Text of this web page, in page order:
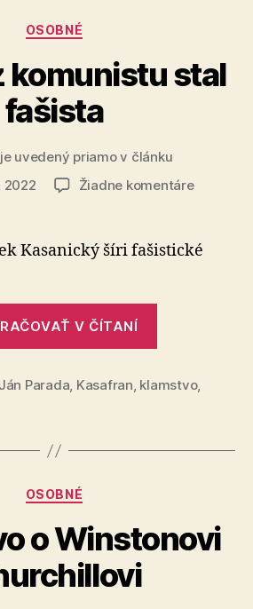
Kategórie
OSOBNÉ
komunistu stal
fašista
je uvedený priamo v článku
2022 Žiadne komentárena
z
Kasanický šíri fašistické
V ČÍTANÍ
komunistu
Ján Parada, Kasafran, klamstvo,
Kategórie
OSOBNÉ
o Winstonovi